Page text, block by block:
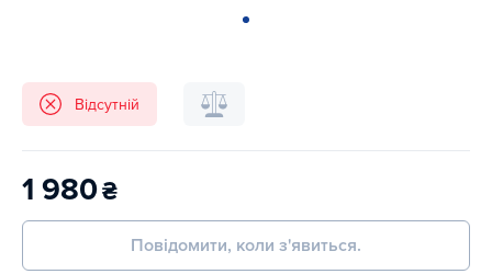
Відсутній
1 980₴
Повідомити, коли з'явиться.